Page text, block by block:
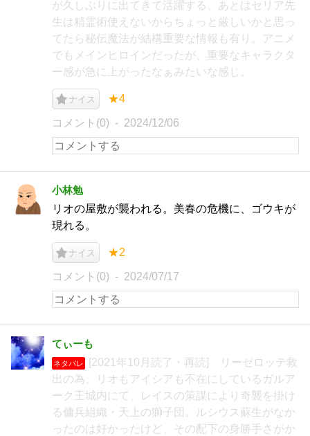
が久しぶりに出てきて活躍する、あとはセリア先
生は精霊術使えないからちょっと厳しいかと思っ
てたら秘伝魔法が結構重要な情報も有り。アニメ
でもメインヒロインだったが、重要なキャラクタ
ー感が急に上がったなぁみたいな感じ。
ナイス ★4
コメント(0) 2024/12/06
小林勉
リオの屋敷が襲われる。美春の危機に、ゴウキが
現れる。
ナイス ★2
コメント(0) 2024/07/17
てぃーも
ネタバレ
[2021年10月読了・再読] リーゼロッテ救
出の為、リオもアイシアも不在にしているガルア
ーク王城内にて、レイスの策謀により奇襲を掛け
る傭兵組織・天上の獅子団。ルシウス蘇生がなか
ったのは好かったけど、その配下の身勝手さがか